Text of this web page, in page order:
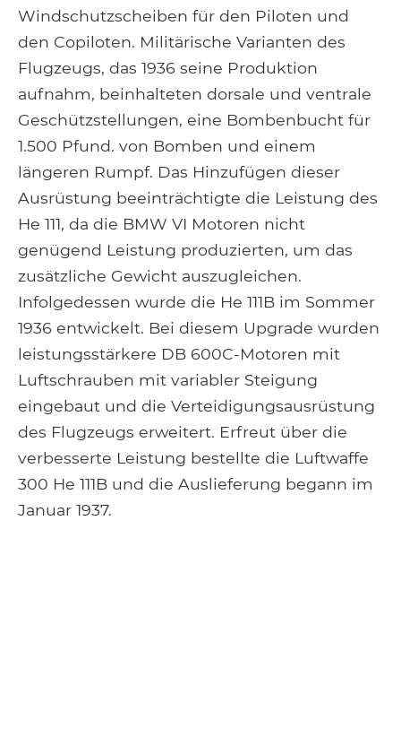
Windschutzscheiben für den Piloten und
den Copiloten. Militärische Varianten des
Flugzeugs, das 1936 seine Produktion
aufnahm, beinhalteten dorsale und ventrale
Geschützstellungen, eine Bombenbucht für
1.500 Pfund. von Bomben und einem
längeren Rumpf. Das Hinzufügen dieser
Ausrüstung beeinträchtigte die Leistung des
He 111, da die BMW VI Motoren nicht
genügend Leistung produzierten, um das
zusätzliche Gewicht auszugleichen.
Infolgedessen wurde die He 111B im Sommer
1936 entwickelt. Bei diesem Upgrade wurden
leistungsstärkere DB 600C-Motoren mit
Luftschrauben mit variabler Steigung
eingebaut und die Verteidigungsausrüstung
des Flugzeugs erweitert. Erfreut über die
verbesserte Leistung bestellte die Luftwaffe
300 He 111B und die Auslieferung begann im
Januar 1937.